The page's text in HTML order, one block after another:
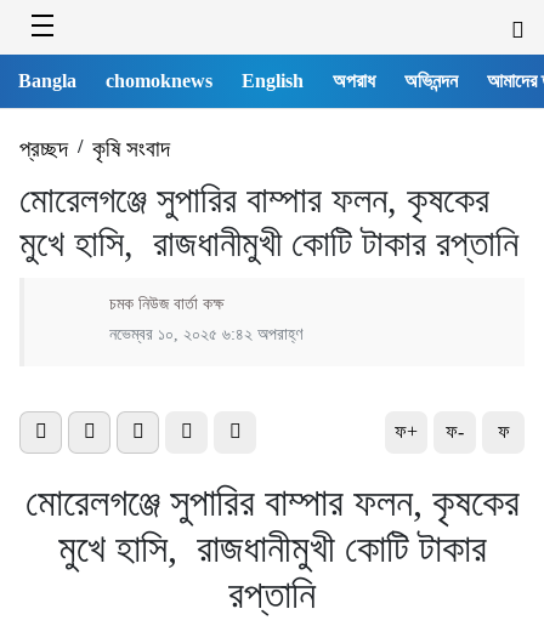
Bangla chomoknews English অপরাধ অভিনন্দন আমাদের
প্রচ্ছদ/ কৃষি সংবাদ
মোরেলগঞ্জে সুপারির বাম্পার ফলন, কৃষকের
মুখে হাসি, রাজধানীমুখী কোটি টাকার রপ্তানি
চমক নিউজ বার্তা কক্ষ
নভেম্বর ১০, ২০২৫ ৬:৪২ অপরাহ্ণ
ফ+ ফ- ফ
মোরেলগঞ্জে সুপারির বাম্পার ফলন, কৃষকের
মুখে হাসি, রাজধানীমুখী কোটি টাকার
রপ্তানি